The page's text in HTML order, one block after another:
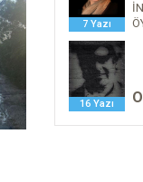
7 Yazı
16 Yazı